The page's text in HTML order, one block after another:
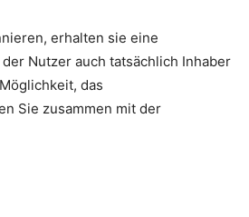
erhalten sie eine
Nutzer auch tatsächlich Inhaber
das
Sie zusammen mit der